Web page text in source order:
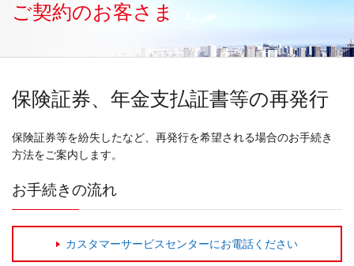
ご契約のお客さま
保険証券、年金支払証書等の再発行
保険証券等を紛失したなど、再発行を希望される場合のお手続き
方法をご案内します。
お手続きの流れ
カスタマーサービスセンターにお電話ください